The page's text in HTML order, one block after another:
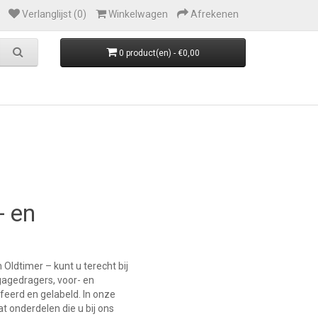
Verlanglijst (0) Winkelwagen Afrekenen
0 product(en) - €0,00
en
– kunt u terecht bij
voor- en
en gelabeld. In onze
onderdelen die u bij ons